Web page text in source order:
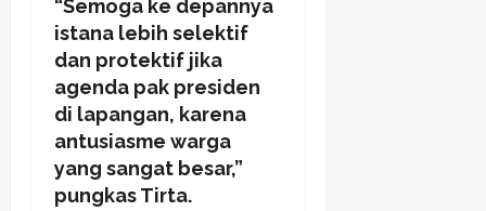
“Semoga ke depannya
istana lebih selektif
dan protektif jika
agenda pak presiden
di lapangan, karena
antusiasme warga
yang sangat besar,”
pungkas Tirta.